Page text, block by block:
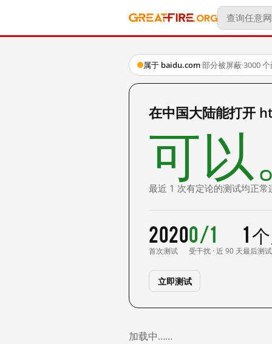
属于 baidu.com·部分被屏蔽·3000
在中国大陆能打开
可以
最近 1 次有定论的测试均正常
2020
首次测试
0/1
受干扰 · 近 90 天
1
最后测试
立即测试
加载中……